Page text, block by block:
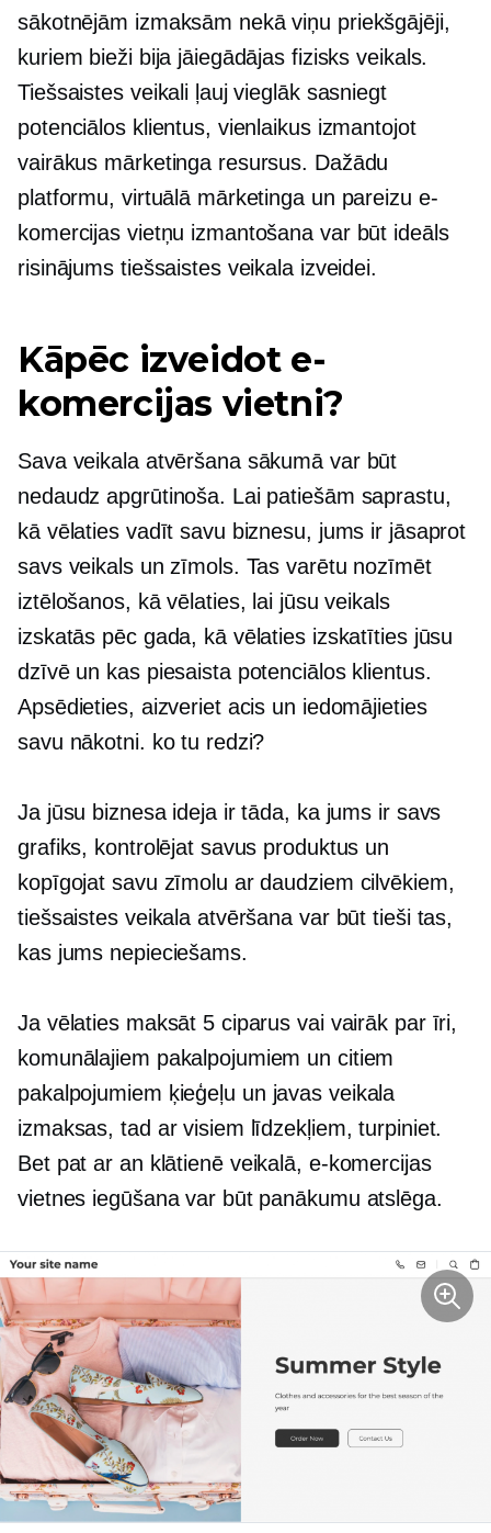
sākotnējām izmaksām nekā viņu priekšgājēji,
kuriem bieži bija jāiegādājas fizisks veikals.
Tiešsaistes veikali ļauj vieglāk sasniegt
potenciālos klientus, vienlaikus izmantojot
vairākus mārketinga resursus. Dažādu
platformu, virtuālā mārketinga un pareizu e-
komercijas vietņu izmantošana var būt ideāls
risinājums tiešsaistes veikala izveidei.
Kāpēc izveidot e-
komercijas vietni?
Sava veikala atvēršana sākumā var būt
nedaudz apgrūtinoša. Lai patiešām saprastu,
kā vēlaties vadīt savu biznesu, jums ir jāsaprot
savs veikals un zīmols. Tas varētu nozīmēt
iztēlošanos, kā vēlaties, lai jūsu veikals
izskatās pēc gada, kā vēlaties izskatīties jūsu
dzīvē un kas piesaista potenciālos klientus.
Apsēdieties, aizveriet acis un iedomājieties
savu nākotni. ko tu redzi?
Ja jūsu biznesa ideja ir tāda, ka jums ir savs
grafiks, kontrolējat savus produktus un
kopīgojat savu zīmolu ar daudziem cilvēkiem,
tiešsaistes veikala atvēršana var būt tieši tas,
kas jums nepieciešams.
Ja vēlaties maksāt 5 ciparus vai vairāk par īri,
komunālajiem pakalpojumiem un citiem
pakalpojumiem ķieģeļu un javas veikala
izmaksas, tad ar visiem līdzekļiem, turpiniet.
Bet pat ar an klātienēveikalā, e-komercijas
vietnes iegūšana var būt panākumu atslēga.